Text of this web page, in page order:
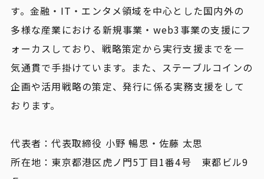
す。金融・IT・エンタメ領域を中心とした国内外の
多様な産業における新規事業・web3事業の支援にフ
ォーカスしており、戦略策定から実行支援までを一
気通貫で手掛けています。また、ステーブルコインの
企画や活用戦略の策定、発行に係る実務支援をして
おります。
代表者：代表取締役 小野 暢思・佐藤 太思
所在地：東京都港区虎ノ門5丁目1番4号 東都ビル9